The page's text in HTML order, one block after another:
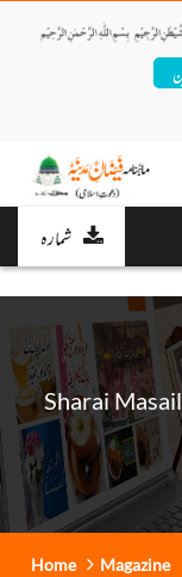
شمارہ
Sharai
Home Magazine